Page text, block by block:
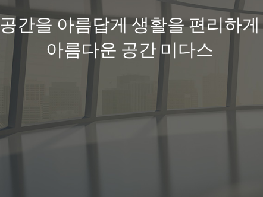
공간을 아름답게 생활을 편리하게
아름다운 공간 미다스